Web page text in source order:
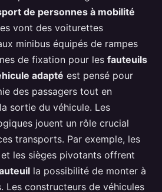
de personnes à mobilité
vont des voiturettes
minibus équipés de rampes
de fixation pour les fauteuils
adapté est pensé pour
des passagers tout en
sortie du véhicule. Les
jouent un rôle crucial
transports. Par exemple, les
les sièges pivotants offrent
la possibilité de monter à
Les constructeurs de véhicules